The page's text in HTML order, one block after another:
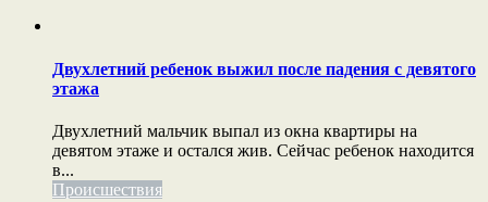
Двухлетний ребенок выжил после падения с девятого
этажа
Двухлетний мальчик выпал из окна квартиры на
девятом этаже и остался жив. Сейчас ребенок находится
в...
Происшествия